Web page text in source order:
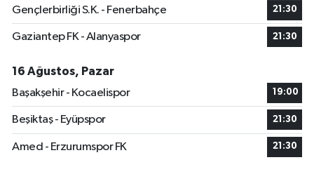
Gençlerbirliği S.K. - Fenerbahçe 21:30
Gaziantep FK - Alanyaspor 21:30
16 Ağustos, Pazar
Başakşehir - Kocaelispor
19:00
Beşiktaş - Eyüpspor 21:30
Amed - Erzurumspor FK 21:30